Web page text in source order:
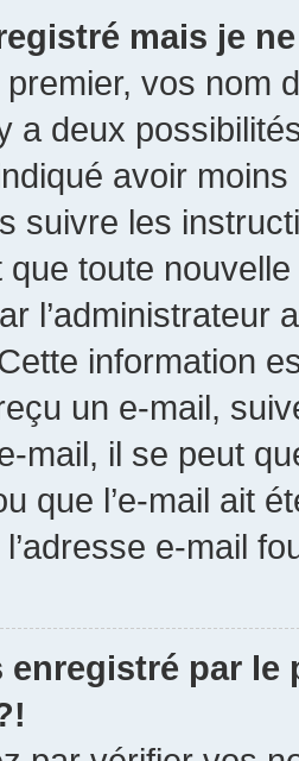
mais je
vos nom
a deux
avoir
suivre les
que toute
l’administrateur
information
un e-mail,
mail, il se peut
que l’e-mail ait
e-mail
enregistré par le